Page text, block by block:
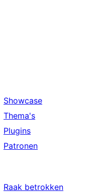
Showcase
Thema's
Plugins
Patronen
Raak betrokken